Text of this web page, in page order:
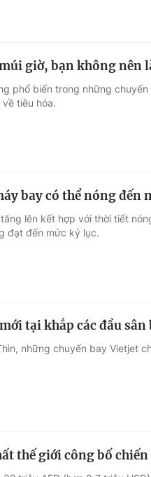
giờ, bạn không nên
phổ biến trong những
tiêu hóa.
bay có thể nóng đến
lên kết hợp với thời tiết
đạt đến mức kỷ lục.
tại khắp các đầu
những chuyến bay Vietjet
thế giới công bố